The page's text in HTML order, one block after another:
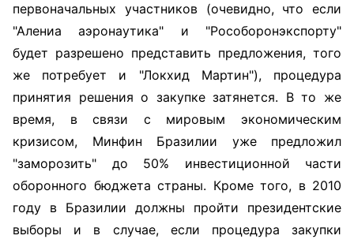
первоначальных участников (очевидно, что если
"Алениа аэронаутика" и "Рособоронэкспорту"
будет разрешено представить предложения, того
же потребует и "Локхид Мартин"), процедура
принятия решения о закупке затянется. В то же
время, в связи с мировым экономическим
кризисом, Минфин Бразилии уже предложил
"заморозить" до 50% инвестиционной части
оборонного бюджета страны. Кроме того, в 2010
году в Бразилии должны пройти президентские
выборы и в случае, если процедура закупки